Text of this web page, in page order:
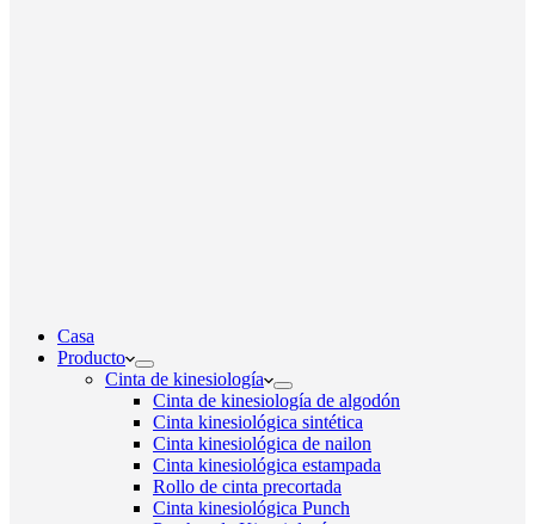
Casa
Producto
Cinta de kinesiología
Cinta de kinesiología de algodón
Cinta kinesiológica sintética
Cinta kinesiológica de nailon
Cinta kinesiológica estampada
Rollo de cinta precortada
Cinta kinesiológica Punch